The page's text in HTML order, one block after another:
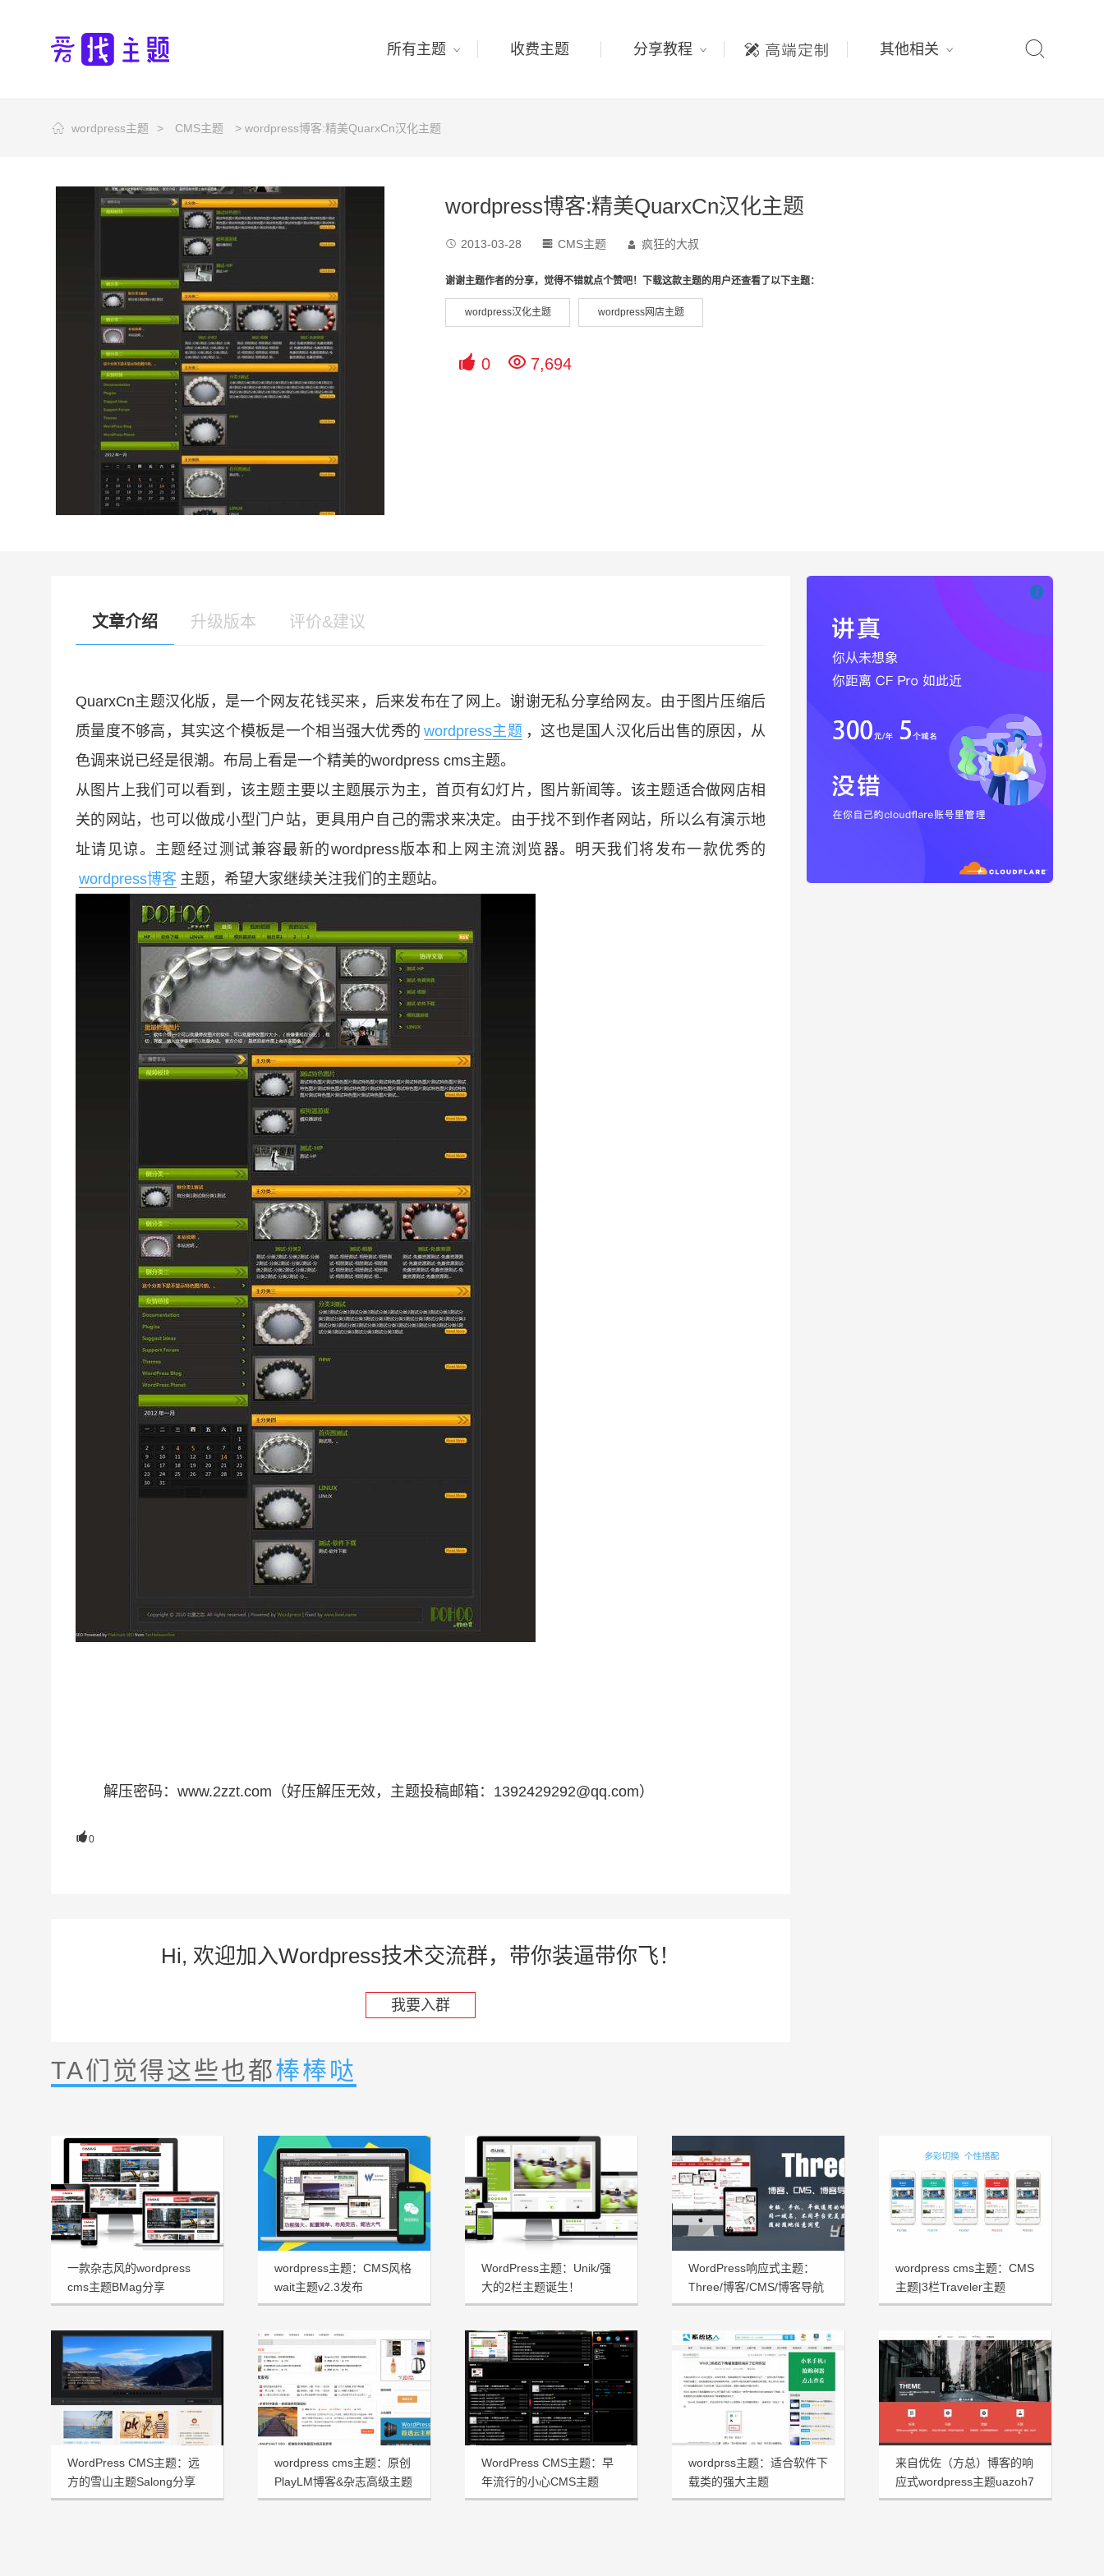
所有主题 收费主题 分享教程 其他相关 
wordpress主题 > CMS主题 > wordpress博客:精美QuarxCn汉化主题
wordpress博客:精美QuarxCn汉化主题
 2013-03-28  CMS主题  疯狂的大叔
谢谢主题作者的分享，觉得不错就点个赞吧！下载这款主题的用户还查看了以下主题：
wordpress汉化主题 wordpress网店主题
 0  7,694
文章介绍 升级版本 评价&建议
QuarxCn主题汉化版，是一个网友花钱买来，后来发布在了网上。谢谢无私分享给网友。由于图片压缩后
质量度不够高，其实这个模板是一个相当强大优秀的 wordpress主题 ，这也是国人汉化后出售的原因，从
色调来说已经是很潮。布局上看是一个精美的wordpress cms主题。
从图片上我们可以看到，该主题主要以主题展示为主，首页有幻灯片，图片新闻等。该主题适合做网店相
关的网站，也可以做成小型门户站，更具用户自己的需求来决定。由于找不到作者网站，所以么有演示地
址请见谅。主题经过测试兼容最新的wordpress版本和上网主流浏览器。明天我们将发布一款优秀的
wordpress博客 主题，希望大家继续关注我们的主题站。
解压密码：www.2zzt.com（好压解压无效，主题投稿邮箱：1392429292@qq.com）
0
Hi, 欢迎加入Wordpress技术交流群，带你装逼带你飞！
我要入群

TA们觉得这些也都棒棒哒
一款杂志风的wordpress
cms主题BMag分享
wordpress主题：CMS风格
wait主题v2.3发布
WordPress主题：Unik/强
大的2栏主题诞生！
WordPress响应式主题：
Three/博客/CMS/博客导航
三合一主题
wordpress cms主题：CMS
主题|3栏Traveler主题
WordPress CMS主题：远
方的雪山主题Salong分享
wordpress cms主题：原创
PlayLM博客&杂志高级主题
WordPress CMS主题：早
年流行的小心CMS主题
Tstyle宽屏版发布
wordprss主题：适合软件下
载类的强大主题
xitongdaren发布
来自优佐（方总）博客的响
应式wordpress主题uazoh7
分享